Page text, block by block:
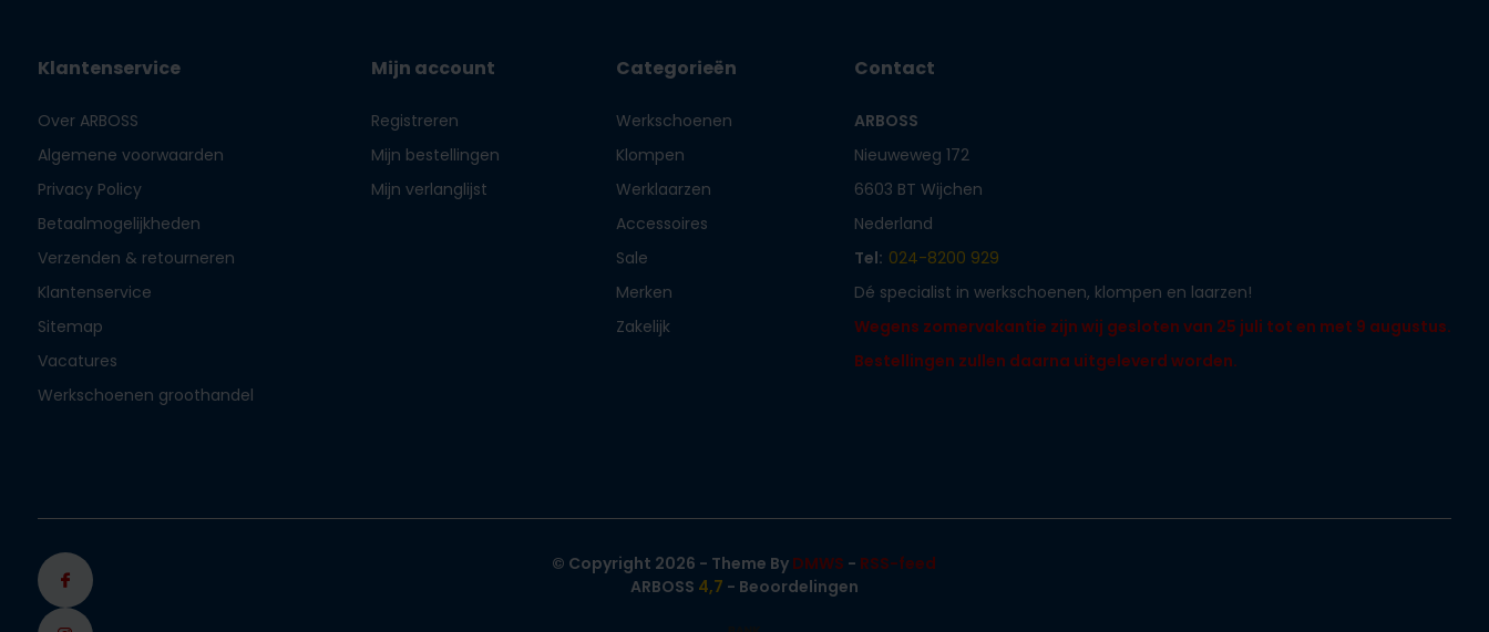
Klantenservice
Over ARBOSS
Algemene voorwaarden
Privacy Policy
Betaalmogelijkheden
Verzenden & retourneren
Klantenservice
Sitemap
Vacatures
Werkschoenen groothandel
Mijn account
Registreren
Mijn bestellingen
Mijn verlanglijst
Categorieën
Werkschoenen
Klompen
Werklaarzen
Accessoires
Sale
Merken
Zakelijk
Contact
ARBOSS
Nieuweweg 172
6603 BT Wijchen
Nederland
Tel: 024-8200 929
Dé specialist in werkschoenen, klompen en laarzen!
Wegens zomervakantie zijn wij gesloten van 25 juli tot en met 9 augustus.
Bestellingen zullen daarna uitgeleverd worden.
© Copyright 2026 - Theme By DMWS - RSS-feed
ARBOSS 4,7 - Beoordelingen